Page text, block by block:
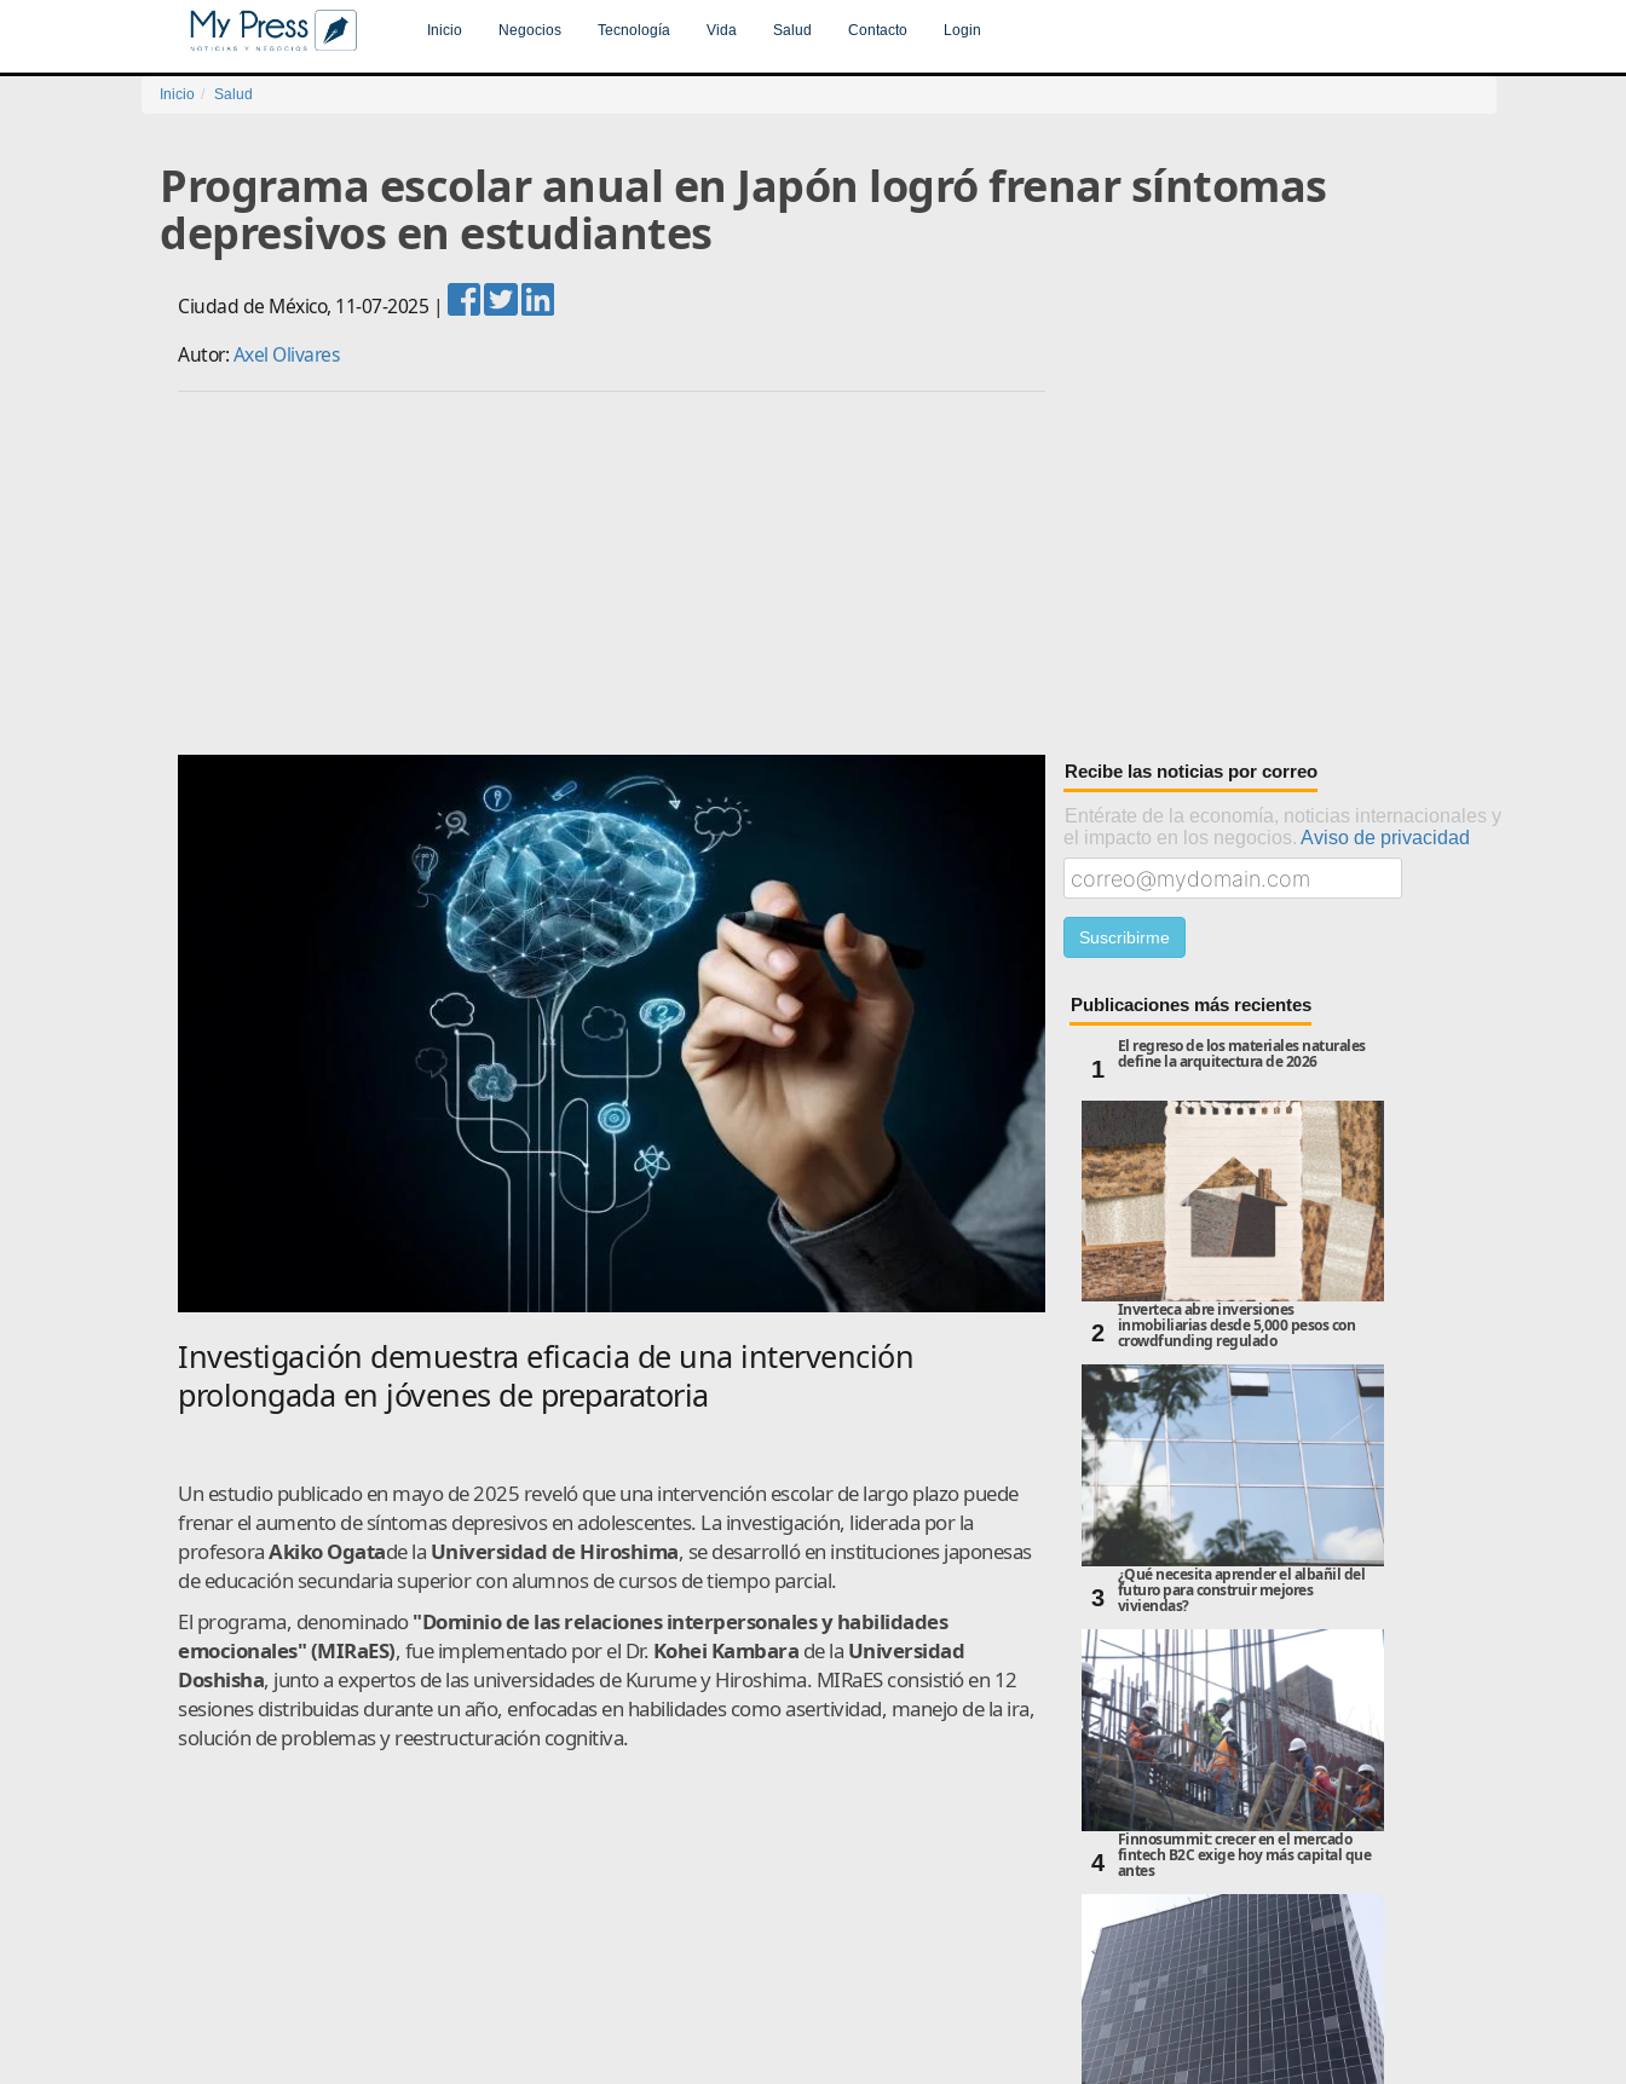
Inicio Negocios Tecnología Vida Salud Contacto Login
Inicio Salud
Programa escolar anual en Japón logró frenar síntomas
depresivos en estudiantes
Ciudad de México, 11-07-2025 |
Autor:Axel Olivares
Investigación demuestra eficacia de una intervención
prolongada en jóvenes de preparatoria
Un estudio publicado en mayo de 2025 reveló que una intervención escolar de largo plazo puede
frenar el aumento de síntomas depresivos en adolescentes. La investigación, liderada por la
profesoraAkiko Ogatade la Universidad de Hiroshima, se desarrolló en instituciones japonesas
de educación secundaria superior con alumnos de cursos de tiempo parcial.
El programa, denominado"Dominio de las relaciones interpersonales y habilidades
emocionales" (MIRaES), fue implementado por el Dr. Kohei Kambara de la Universidad
Doshisha, junto a expertos de las universidades de Kurume y Hiroshima. MIRaES consistió en 12
sesiones distribuidas durante un año, enfocadas en habilidades como asertividad, manejo de la ira,
solución de problemas y reestructuración cognitiva.
Recibe las noticias por correo
Entérate de la economía, noticias internacionales y
el impacto en los negocios. Aviso de privacidad
Publicaciones más recientes
1
El regreso de los materiales naturales
define la arquitectura de 2026
2
Inverteca abre inversiones
inmobiliarias desde 5,000 pesos con
crowdfunding regulado
3
¿Qué necesita aprender el albañil del
futuro para construir mejores
viviendas?
4
Finnosummit: crecer en el mercado
fintech B2C exige hoy más capital que
antes